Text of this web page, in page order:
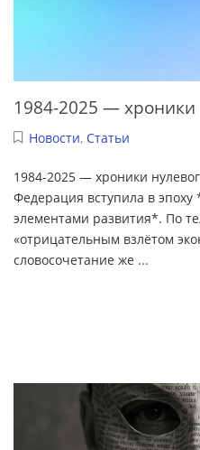
1984-2025 — хроники
Новости, Статьи
1984-2025 — хроники
Федерация вступила в эпоху
элементами развития*. По
«отрицательным взлётом
словосочетание же ...